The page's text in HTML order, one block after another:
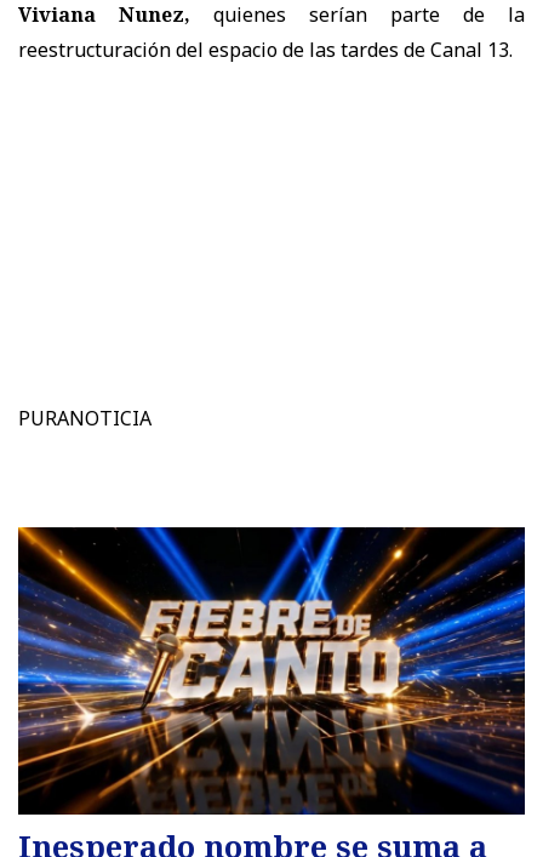
Viviana Nunez, quienes serían parte de la
reestructuración del espacio de las tardes de Canal 13.
PURANOTICIA
Inesperado nombre se suma a